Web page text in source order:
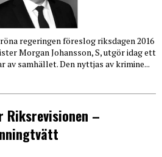
regeringen föreslog riksdagen 2016
Morgan Johansson, S, utgör idag ett
samhället. Den nyttjas av krimine...
–